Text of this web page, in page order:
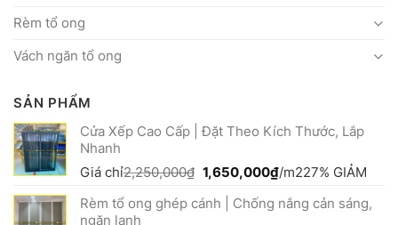
Rèm tổ ong
Vách ngăn tổ ong
SẢN PHẨM
Cửa Xếp Cao Cấp | Đặt Theo Kích Thước, Lắp
Nhanh
Giá chỉ2,250,000₫ Giá
là:
1,650,000₫Giá
tại
/m227% GIẢM
Rèm tổ ong ghép cánh | Chống nắng cản sáng,
ngăn lạnh